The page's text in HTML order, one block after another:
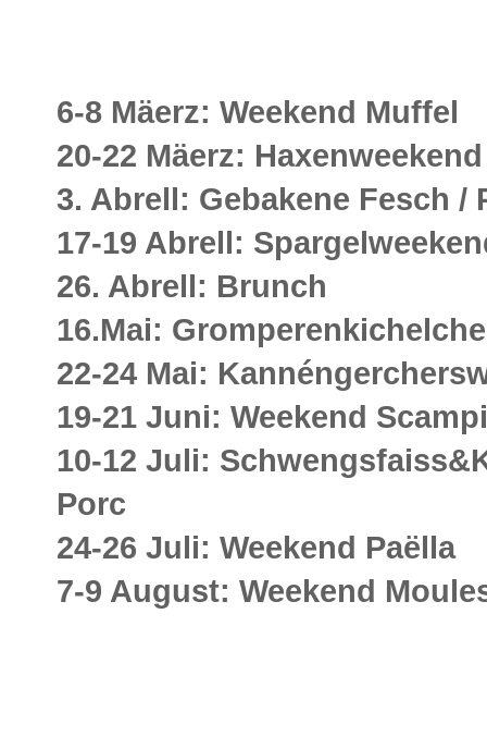
6-8 Mäerz: Weekend Muffel
20-22 Mäerz:
3. Abrell: Gebakene Fesch /
17-19 Abrell:
26. Abrell: Brunch
16.Mai:
22-24 Mai:
19-21 Juni: Weekend
10-12 Juli:
Porc
24-26 Juli: Weekend Paëlla
7-9 August: Weekend